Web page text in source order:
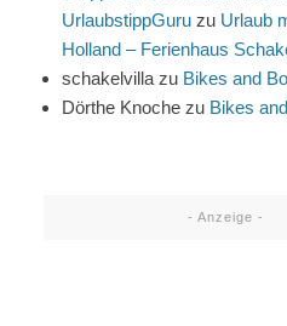
UrlaubstippGuru zu Urlaub
Holland – Ferienhaus
schakelvilla zu Bikes and
Dörthe Knoche zu Bikes
- Anzeige -